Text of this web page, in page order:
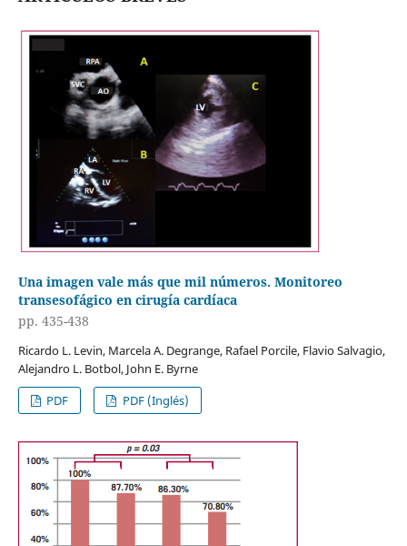
Una imagen vale más que mil números. Monitoreo
transesofágico en cirugía cardíaca
pp. 435-438
Ricardo L. Levin, Marcela A. Degrange, Rafael Porcile, Flavio Salvagio,
Alejandro L. Botbol, John E. Byrne
PDF
PDF (Inglés)